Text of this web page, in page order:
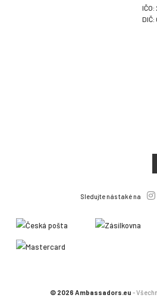
IČO:
DIČ:
Sledujte nás také na
© 2026 Ambassadors.eu -